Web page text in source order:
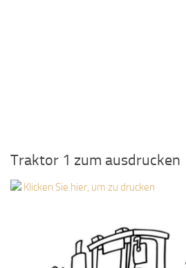
Traktor 1 zum ausdrucken
Klicken Sie hier, um zu drucken